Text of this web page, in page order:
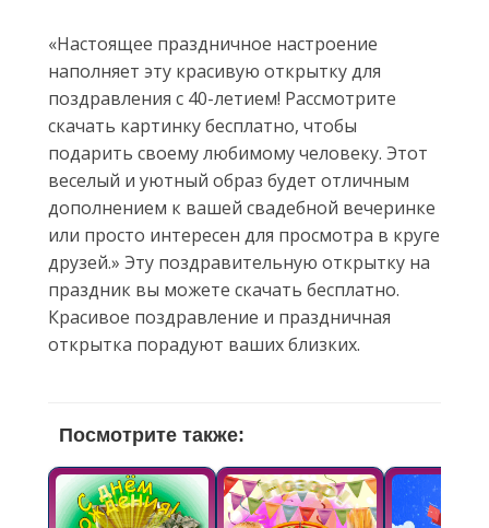
«Настоящее праздничное настроение
наполняет эту красивую открытку для
поздравления с 40-летием! Рассмотрите
скачать картинку бесплатно, чтобы
подарить своему любимому человеку. Этот
веселый и уютный образ будет отличным
дополнением к вашей свадебной вечеринке
или просто интересен для просмотра в круге
друзей.» Эту поздравительную открытку на
праздник вы можете скачать бесплатно.
Красивое поздравление и праздничная
открытка порадуют ваших близких.
Посмотрите также: